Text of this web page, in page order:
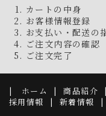
カートの中身
お客様情報登録
お支払い・配送の
ご注文内容の確認
ご注文完了
ホーム 商品紹介
採用情報
新着情報